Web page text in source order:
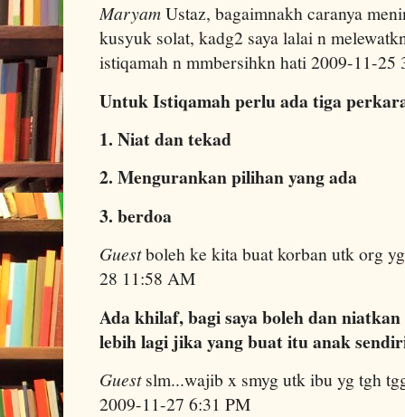
MaryamUstaz, bagaimnakh caranya
kusyuk solat, kadg2 saya lalai n
istiqamah n mmbersihkn hati 2009-11-25
Untuk Istiqamah perlu ada tiga
1. Niat dan tekad
2. Mengurankan pilihan yang ada
3. berdoa
Guestboleh ke kita buat korban utk org
28 11:58 AM
Ada khilaf, bagi saya boleh dan
lebih lagi jika yang buat itu anak
Guestslm...wajib x smyg utk ibu yg tgh
2009-11-27 6:31 PM